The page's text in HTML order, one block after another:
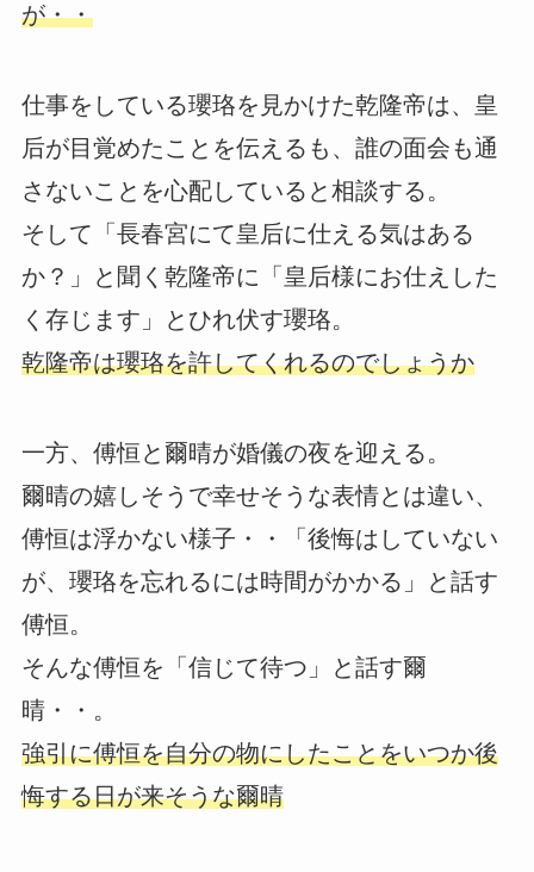
が・・
仕事をしている瓔珞を見かけた乾隆帝は、皇
后が目覚めたことを伝えるも、誰の面会も通
さないことを心配していると相談する。
そして「長春宮にて皇后に仕える気はある
か？」と聞く乾隆帝に「皇后様にお仕えした
く存じます」とひれ伏す瓔珞。
乾隆帝は瓔珞を許してくれるのでしょうか
一方、傅恒と爾晴が婚儀の夜を迎える。
爾晴の嬉しそうで幸せそうな表情とは違い、
傅恒は浮かない様子・・「後悔はしていない
が、瓔珞を忘れるには時間がかかる」と話す
傅恒。
そんな傅恒を「信じて待つ」と話す爾
晴・・。
強引に傅恒を自分の物にしたことをいつか後
悔する日が来そうな爾晴